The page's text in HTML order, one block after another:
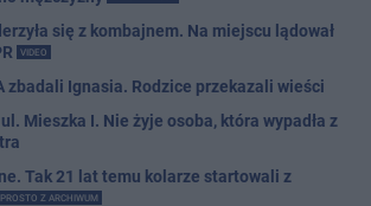
się z kombajnem. Na miejscu lądował
VIDEO
zbadali Ignasia. Rodzice przekazali wieści
Mieszka I. Nie żyje osoba, która wypadła z
Tak 21 lat temu kolarze startowali z
PROSTO Z ARCHIWUM